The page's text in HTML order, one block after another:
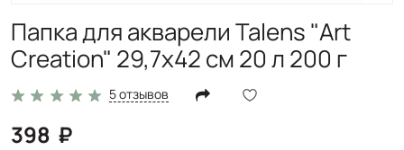
Папка для акварели Talens "Art
Creation" 29,7х42 см 20 л 200 г
5 отзывов
398